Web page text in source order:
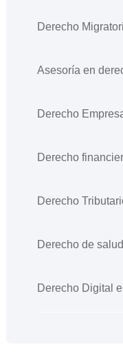
Derecho
Asesoría en
Derecho
Derecho
Derecho
Derecho de
Derecho Digital